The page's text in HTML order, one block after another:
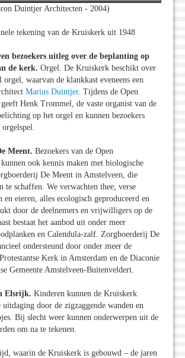
Duintjer Architecten - 2004)
tekening van de Kruiskerk uit 1948
bezoekers uitleg over de beplanting op
de kerk. Orgel. De Kruiskerk beschikt over
orgel, waarvan de klankkast eveneens een
Marius Duintjer. Tijdens de Open
Henk Trommel, de vaste organist van de
op het orgel en kunnen bezoekers
Meent. Bezoekers van de Open
ook kennis maken met biologische
De Meent in Amstelveen, die
te schaffen. We verwachten thee, verse
en eieren, alles ecologisch geproduceerd en
door de deelnemers en vrijwilligers op de
bestaat het aanbod uit onder meer
en Calendula-zalf. Zorgboerderij De
ondersteund door onder meer de
Kerk in Amsterdam en de Diaconie
Gemeente Amstelveen-Buitenveldert.
Elsrijk. Kinderen kunnen de Kruiskerk
uitdaging door de zigzaggende wanden en
Bij slecht weer kunnen onderwerpen uit de
om na te tekenen.
waarin de Kruiskerk is gebouwd – de jaren